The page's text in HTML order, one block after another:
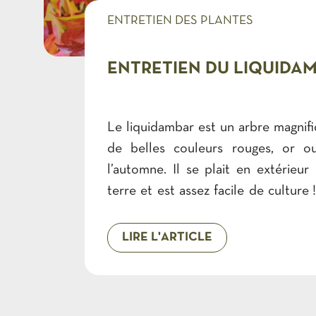
ENTRETIEN DU
ENTRETIEN DES PLANTES
Le liquidambar est un arbre
de belles couleurs rouges, or
l’automne. Il se plait en
terre et est assez facile de culture
et utilisation Le liquidambar
rustique majestueux originaire de
LIRE L'ARTICLE